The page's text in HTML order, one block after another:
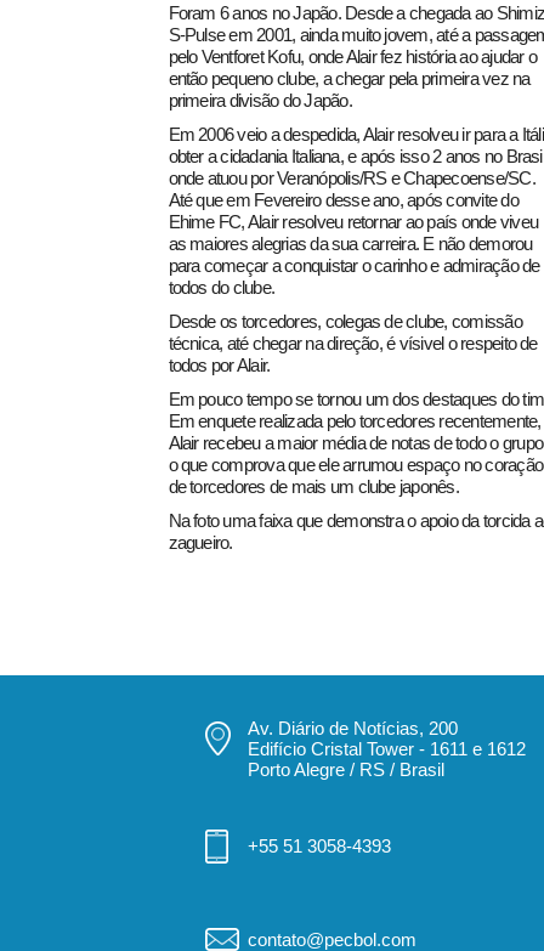
pecbol.com
Foram 6 anos no Japão. Desde a chegada ao
S-Pulse em 2001, ainda muito jovem, até a
pelo Ventforet Kofu, onde Alair fez história ao ajudar o
então pequeno clube, a chegar pela primeira vez na
primeira divisão do Japão.
Em 2006 veio a despedida, Alair resolveu ir para a
obter a cidadania Italiana, e após isso 2 anos no
onde atuou por Veranópolis/RS e Chapecoense/SC.
Até que em Fevereiro desse ano, após convite do
Ehime FC, Alair resolveu retornar ao país onde viveu
as maiores alegrias da sua carreira. E não demorou
para começar a conquistar o carinho e admiração de
todos do clube.
Desde os torcedores, colegas de clube, comissão
técnica, até chegar na direção, é vísivel o respeito de
todos por Alair.
Em pouco tempo se tornou um dos destaques do
Em enquete realizada pelo torcedores recentemente,
Alair recebeu a maior média de notas de todo o
o que comprova que ele arrumou espaço no coração
de torcedores de mais um clube japonês.
Na foto uma faixa que demonstra o apoio da torcida
zagueiro.
Av. Diário de Notícias, 200
Edifício Cristal Tower - 1611 e 1612
Porto Alegre / RS / Brasil
+55 51 3058-4393
contato@pecbol.com